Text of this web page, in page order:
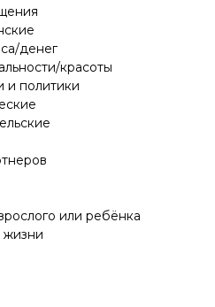
денег
красоты
и политики
или ребёнка
жизни